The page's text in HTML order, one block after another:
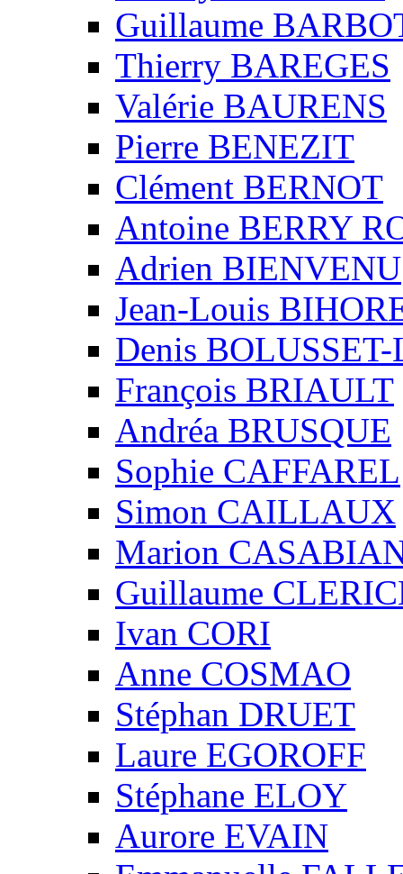
Guillaume
Thierry BAREGES
Valérie BAURENS
Pierre BENEZIT
Clément BERNOT
Antoine BERRY
Adrien BIENVENU
Jean-Louis
Denis
François BRIAULT
Andréa BRUSQUE
Sophie CAFFAREL
Simon CAILLAUX
Marion
Guillaume
Ivan CORI
Anne COSMAO
Stéphan DRUET
Laure EGOROFF
Stéphane ELOY
Aurore EVAIN